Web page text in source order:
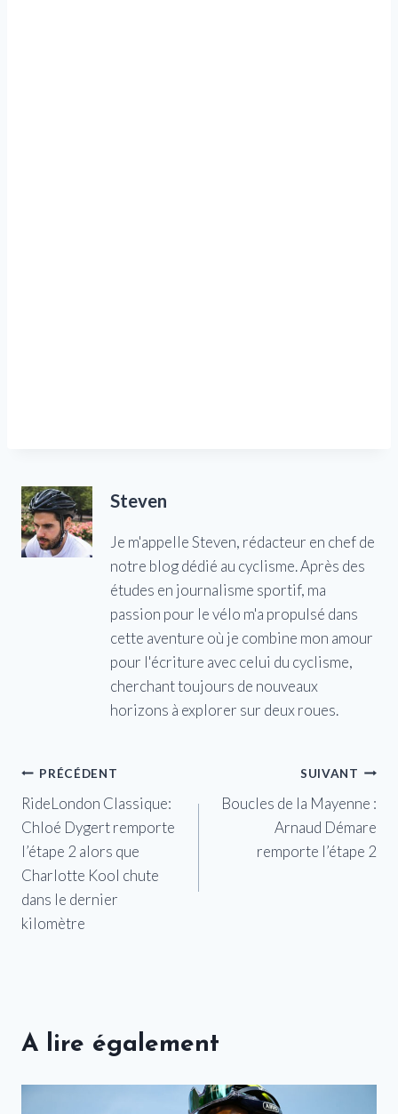
Steven
Je m'appelle Steven, rédacteur en chef de
notre blog dédié au cyclisme. Après des
études en journalisme sportif, ma
passion pour le vélo m'a propulsé dans
cette aventure où je combine mon amour
pour l'écriture avec celui du cyclisme,
cherchant toujours de nouveaux
horizons à explorer sur deux roues.
Navigation
de
l’article
PRÉCÉDENT
RideLondon Classique:
Chloé Dygert remporte
l’étape 2 alors que
Charlotte Kool chute
dans le dernier
kilomètre
SUIVANT
Boucles de la Mayenne :
Arnaud Démare
remporte l’étape 2
A lire également